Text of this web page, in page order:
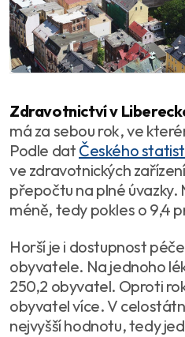
Zdravotnictví v
má za sebou rok, ve
Podle dat Českého
ve zdravotnických
přepočtu na plné úvazky.
méně, tedy pokles o 9,4
Horší je i dostupnost
obyvatele. Na jednoho
250,2 obyvatel. Oproti
obyvatel více. V
nejvyšší hodnotu, tedy